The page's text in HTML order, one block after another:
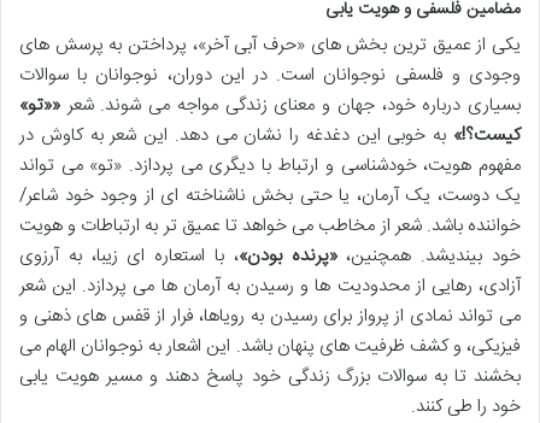
مضامین فلسفی و هویت یابی
یکی از عمیق ترین بخش های «حرف آبی آخر»، پرداختن به پرسش های
وجودی و فلسفی نوجوانان است. در این دوران، نوجوانان با سوالات
بسیاری درباره خود، جهان و معنای زندگی مواجه می شوند. شعر ««تو»
کیست؟!» به خوبی این دغدغه را نشان می دهد. این شعر به کاوش در
مفهوم هویت، خودشناسی و ارتباط با دیگری می پردازد. «تو» می تواند
یک دوست، یک آرمان، یا حتی بخش ناشناخته ای از وجود خود شاعر/
خواننده باشد. شعر از مخاطب می خواهد تا عمیق تر به ارتباطات و هویت
خود بیندیشد. همچنین،«پرنده بودن»، با استعاره ای زیبا، به آرزوی
آزادی، رهایی از محدودیت ها و رسیدن به آرمان ها می پردازد. این شعر
می تواند نمادی از پرواز برای رسیدن به رویاها، فرار از قفس های ذهنی و
فیزیکی، و کشف ظرفیت های پنهان باشد. این اشعار به نوجوانان الهام می
بخشند تا به سوالات بزرگ زندگی خود پاسخ دهند و مسیر هویت یابی
خود را طی کنند.